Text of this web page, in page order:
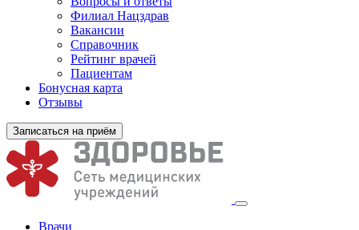
Филиал Нацздрав
Вакансии
Справочник
Рейтинг врачей
Пациентам
Бонусная карта
Отзывы
Записаться на приём
Врачи